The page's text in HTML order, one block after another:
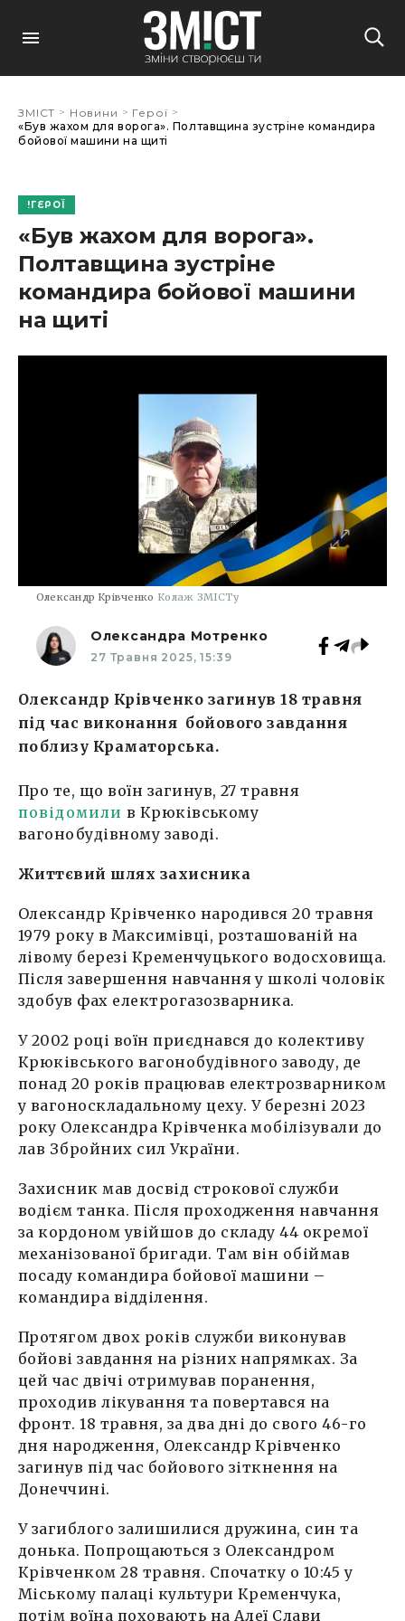
ЗМІСТ > Новини > Герої >
«Був жахом для ворога». Полтавщина зустріне командира
бойової машини на щиті
ГЕРОЇ
«Був жахом для ворога».
Полтавщина зустріне
командира бойової машини
на щиті
Олександр Крівченко Колаж ЗМІСТу
Олександра Мотренко
27 Травня 2025, 15:39
Олександр Крівченко загинув 18 травня
під час виконання бойового завдання
поблизу Краматорська.
Про те, що воїн загинув, 27 травня
повідомили в Крюківському
вагонобудівному заводі.
Життєвий шлях захисника
Олександр Крівченко народився 20 травня
1979 року в Максимівці, розташованій на
лівому березі Кременчуцького водосховища.
Після завершення навчання у школі чоловік
здобув фах електрогазозварника.
У 2002 році воїн приєднався до колективу
Крюківського вагонобудівного заводу, де
понад 20 років працював електрозварником
у вагоноскладальному цеху. У березні 2023
року Олександра Крівченка мобілізували до
лав Збройних сил України.
Захисник мав досвід строкової служби
водієм танка. Після проходження навчання
за кордоном увійшов до складу 44 окремої
механізованої бригади. Там він обіймав
посаду командира бойової машини –
командира відділення.
Протягом двох років служби виконував
бойові завдання на різних напрямках. За
цей час двічі отримував поранення,
проходив лікування та повертався на
фронт. 18 травня, за два дні до свого 46-го
дня народження, Олександр Крівченко
загинув під час бойового зіткнення на
Донеччині.
У загиблого залишилися дружина, син та
донька. Попрощаються з Олександром
Крівченком 28 травня. Спочатку о 10:45 у
Міському палаці культури Кременчука,
потім воїна поховають на Алеї Слави